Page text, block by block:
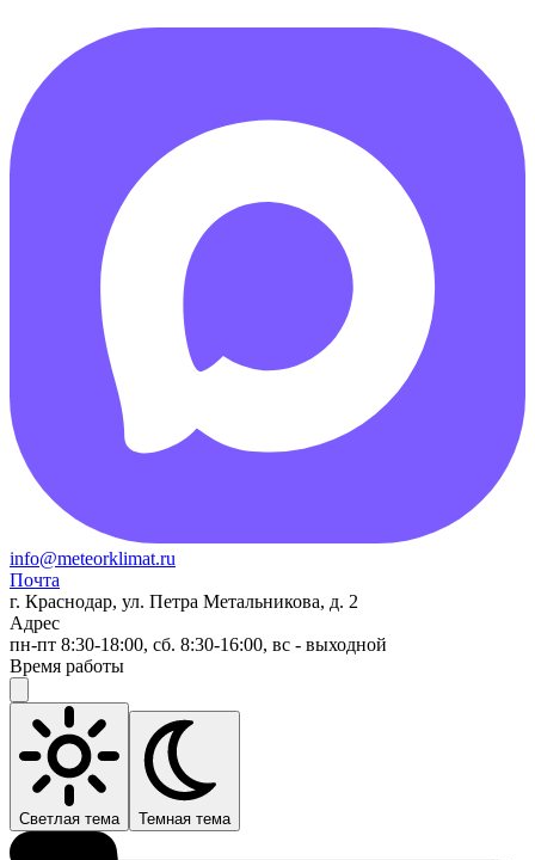
info@meteorklimat.ru
Почта
г. Краснодар, ул. Петра Метальникова, д. 2
Адрес
пн-пт 8:30-18:00, сб. 8:30-16:00, вс - выходной
Время работы
Светлая тема Темная тема